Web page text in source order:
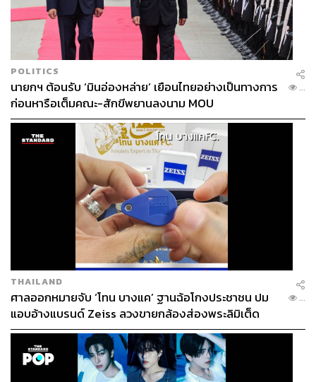
BARBIE FERREIRA
อีกหนึ่งนักแสดงที่สร้างผลกระทบต่อวัฒนธรรมร่วมสมัยได้
อย่างชัดเจนคือ Barbie Ferreira ผู้รับบท Kat Hernandez คา
แรกเตอร์ที่พูดถึงการยอมรับตัวเองและความมั่นใจในรูปร่าง
อย่างตรงไปตรงมา นอกจอ Barbie ยังคงผลักดันแนวคิด
Body Positivity อย่างต่อเนื่อง ผ่านการทำงานในฐานะนาง
แบบและนักแสดง เธอร่วมงานกับแบรนด์อย่าง Gap และเป็น
หนึ่งในคนดังที่ช่วยเปิดบทสนทนาเรื่องความหลากหลายของ
รูปร่างในอุตสาหกรรมแฟชั่น ความสำเร็จของเธอยังสะท้อน
ให้เห็นจากการได้ร่วมเดินบนเวทีของ Victoria’s Secret
Fashion Show ซึ่งถือเป็นอีกก้าวสำคัญของการเปลี่ยนแปลง
มาตรฐานความงามแบบเดิม ๆ ในโลกแฟชั่น และยืนยันว่า
ความมั่นใจคือสิ่งที่สวยงามที่สุดเหนือทุกขนาดของร่างกาย
POLITICS
นายกฯ ต้อนรับ ‘มินอ่องหล่าย’ เยือนไทยอย่างเป็นทางการ
ก่อนหารือเต็มคณะ-สักขีพยานลงนาม MOU
...
THAILAND
ศาลออกหมายจับ ‘โทน บางแค’ ฐานฉ้อโกงประชาชน ปม
แอบอ้างแบรนด์ Zeiss ลวงขายกล้องส่องพระลิมิเต็ด
...